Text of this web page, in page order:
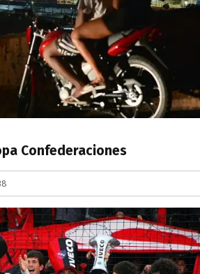
Confederaciones